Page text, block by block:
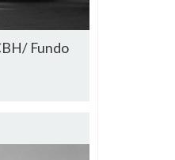
Fundo